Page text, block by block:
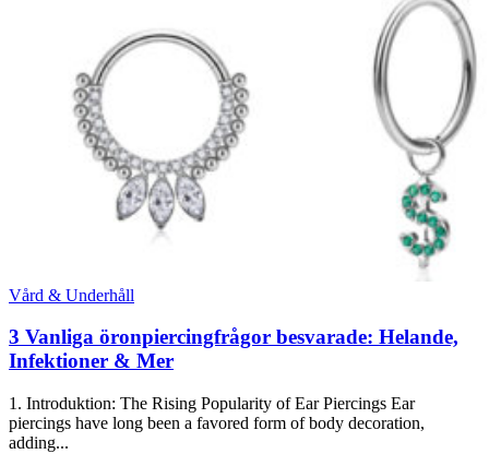
Vård & Underhåll
3 Vanliga öronpiercingfrågor besvarade: Helande,
Infektioner & Mer
1. Introduktion: The Rising Popularity of Ear Piercings Ear
piercings have long been a favored form of body decoration,
adding...